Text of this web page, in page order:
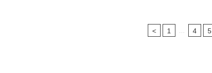
< 1 4 5